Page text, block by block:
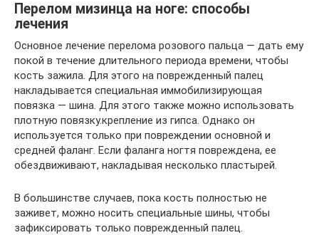
Перелом мизинца на ноге: способы
лечения
Основное лечение перелома розового пальца — дать ему
покой в ​​течение длительного периода времени, чтобы
кость зажила. Для этого на поврежденный палец
накладывается специальная иммобилизирующая
повязка — шина. Для этого также можно использовать
плотную повязку.крепление из гипса. Однако он
используется только при повреждении основной и
средней фаланг. Если фаланга ногтя повреждена, ее
обездвиживают, накладывая несколько пластырей.
В большинстве случаев, пока кость полностью не
заживет, можно носить специальные шины, чтобы
зафиксировать только поврежденный палец.